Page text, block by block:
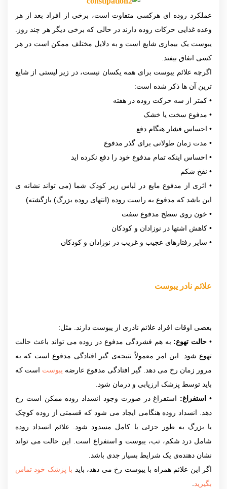
عملکرد روده ای هرکسی متفاوت است، برخی از افراد بعد از هر
وعده غذایی حرکات روده دارند در حالی که برخی دیگر هر چند روز.
یبوست یک بیماری شایع است و به دلایل مختلف ممکن است در هر
کسی اتفاق بیفتد.
اگرچه علائم یبوست برای همه یکسان نیست، در زیر لیستی از شایع
ترین آن ها ذکر شده است:
• کمتر از سه حرکت روده در هفته
• مدفوع سخت یا خشک
• احساس فشار هنگام دفع
• مدت زمان طولانی برای گذر مدفوع
• احساس اینکه تمام مدفوع خود را دفع نکرده اید
• نفخ شکم
• اثری از مدفوع مایع در لباس زیر کودک شما (می تواند نشانه ی
این باشد که مدفوع به راست روده (انتهای روده بزرگ) بازگشته)
• خون روی سطح مدفوع سفت
• کاهش اشتها در نوزادان و کودکان
• سایر رفتارهای عجیب و غریب در نوزادان و کودکان
علائم نادر یبوست
بعضی اوقات افراد علائم نادری از یبوست دارند. مثل:
• حالت تهوع: به هم فشردگی مدفوع در روده می تواند باعث حالت
تهوع شود. این امر معمولاً نتیجه‌ی گیر افتادگی مدفوع است که به
مرور زمان رخ می دهد. گیر افتادگی مدفوع عارضه یبوست است که
باید توسط پزشک ارزیابی و درمان شود.
• استفراغ: استفراغ در صورت وجود انسداد روده ممکن است رخ
دهد. انسداد روده هنگامی ایجاد می شود که قسمتی از روده کوچک
یا بزرگ به طور جزئی یا کامل مسدود شود. علائم انسداد روده
شامل درد شکم، تب، یبوست و استفراغ است. این حالت می تواند
نشان دهنده‌ی یک شرایط بسیار جدی باشد.
اگر این علائم همراه با یبوست رخ می دهد، باید با پزشک خود تماس
بگیرید